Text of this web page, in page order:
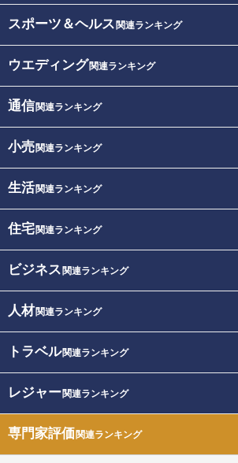
スポーツ＆ヘルス 関連ランキング
ウエディング関連ランキング
通信関連ランキング
小売関連ランキング
生活関連ランキング
住宅関連ランキング
ビジネス 関連ランキング
人材関連ランキング
トラベル関連ランキング
レジャー関連ランキング
専門家評価関連ランキング